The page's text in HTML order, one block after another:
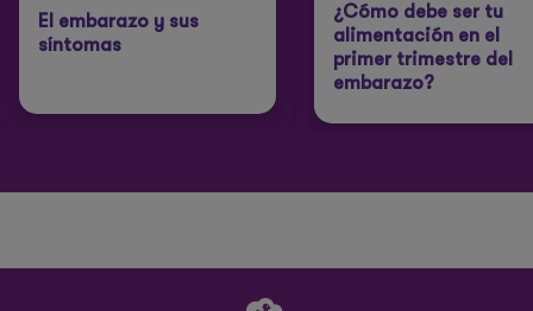
El embarazo y sus
síntomas
¿Cómo debe ser tu
alimentación en el
primer trimestre del
embarazo?